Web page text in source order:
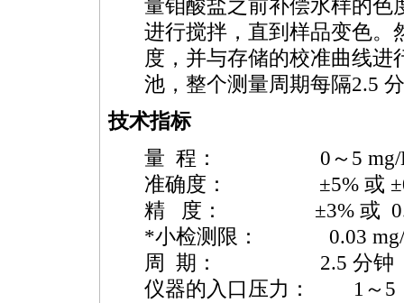
量钼酸盐之前补偿水样的色
进行搅拌，直到样品变色。
度，并与存储的校准曲线进
池，整个测量周期每隔2.5
技术指标
量 程： 0～5 mg/L
准确度： ±5% 或
精 度： ±3% 或 0.03
*小检测限： 0.03
周 期： 2.5 分钟
仪器的入口压力： 1～5